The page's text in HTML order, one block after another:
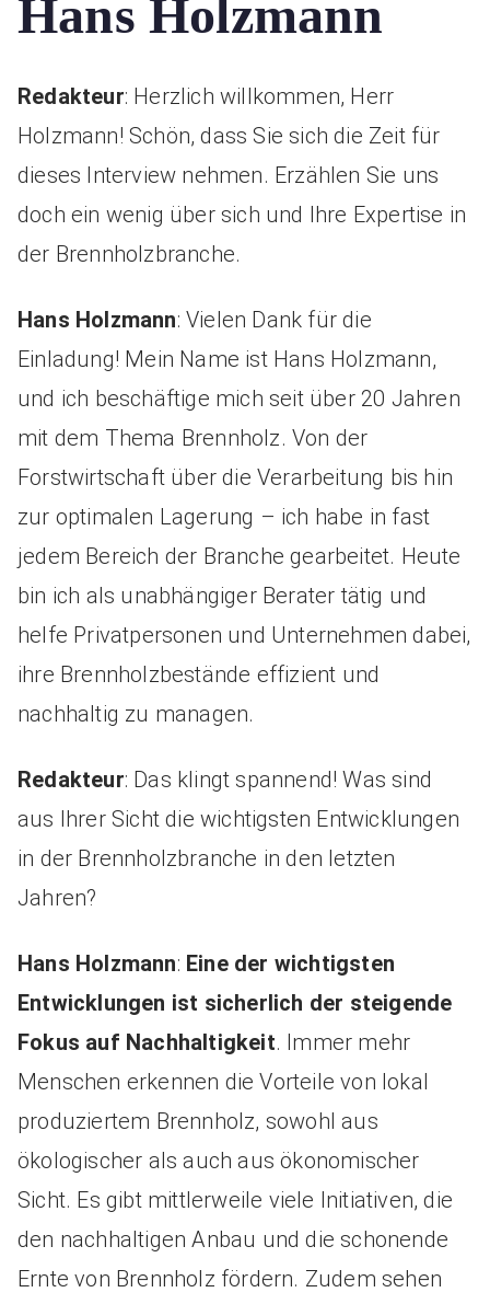
Hans Holzmann
Redakteur: Herzlich willkommen, Herr
Holzmann! Schön, dass Sie sich die Zeit für
dieses Interview nehmen. Erzählen Sie uns
doch ein wenig über sich und Ihre Expertise in
der Brennholzbranche.
Hans Holzmann: Vielen Dank für die
Einladung! Mein Name ist Hans Holzmann,
und ich beschäftige mich seit über 20 Jahren
mit dem Thema Brennholz. Von der
Forstwirtschaft über die Verarbeitung bis hin
zur optimalen Lagerung – ich habe in fast
jedem Bereich der Branche gearbeitet. Heute
bin ich als unabhängiger Berater tätig und
helfe Privatpersonen und Unternehmen dabei,
ihre Brennholzbestände effizient und
nachhaltig zu managen.
Redakteur: Das klingt spannend! Was sind
aus Ihrer Sicht die wichtigsten Entwicklungen
in der Brennholzbranche in den letzten
Jahren?
Hans Holzmann: Eine der wichtigsten
Entwicklungen ist sicherlich der steigende
Fokus auf Nachhaltigkeit. Immer mehr
Menschen erkennen die Vorteile von lokal
produziertem Brennholz, sowohl aus
ökologischer als auch aus ökonomischer
Sicht. Es gibt mittlerweile viele Initiativen, die
den nachhaltigen Anbau und die schonende
Ernte von Brennholz fördern. Zudem sehen